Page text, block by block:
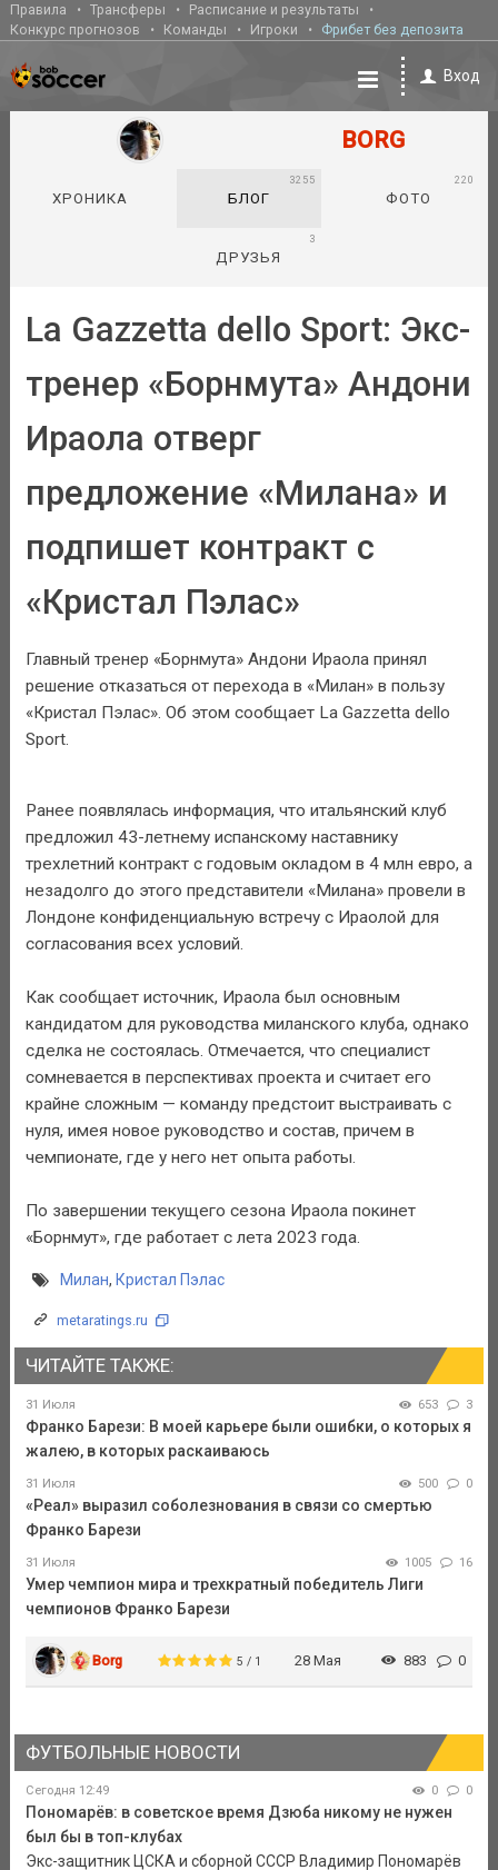
Правила Трансферы
Расписание и результаты
Конкурс прогнозов
Команды Игроки Фрибет без депозита
Вход
BORG
ХРОНИКА БЛОГ
3255
ФОТО
220
ДРУЗЬЯ
3
La Gazzetta dello Sport: Экс-
тренер «Борнмута» Андони
Ираола отверг
предложение «Милана» и
подпишет контракт с
«Кристал Пэлас»
Главный тренер «Борнмута» Андони Ираола принял
решение отказаться от перехода в «Милан» в пользу
«Кристал Пэлас». Об этом сообщает La Gazzetta dello
Sport.
Ранее появлялась информация, что итальянский клуб
предложил 43-летнему испанскому наставнику
трехлетний контракт с годовым окладом в 4 млн евро, а
незадолго до этого представители «Милана» провели в
Лондоне конфиденциальную встречу с Ираолой для
согласования всех условий.
Как сообщает источник, Ираола был основным
кандидатом для руководства миланского клуба, однако
сделка не состоялась. Отмечается, что специалист
сомневается в перспективах проекта и считает его
крайне сложным — команду предстоит выстраивать с
нуля, имея новое руководство и состав, причем в
чемпионате, где у него нет опыта работы.
По завершении текущего сезона Ираола покинет
«Борнмут», где работает с лета 2023 года.
Милан, Кристал Пэлас
metaratings.ru
ЧИТАЙТЕ ТАКЖЕ:
31 Июля 653 3
Франко Барези: В моей карьере были ошибки, о которых я
жалею, в которых раскаиваюсь
31 Июля 500 0
«Реал» выразил соболезнования в связи со смертью
Франко Барези
31 Июля 1005 16
Умер чемпион мира и трехкратный победитель Лиги
чемпионов Франко Барези
Borg 5 / 1 28 Мая 883 0
ФУТБОЛЬНЫЕ НОВОСТИ
Сегодня 12:49 0 0
Пономарёв: в советское время Дзюба никому не нужен
был бы в топ-клубах
Экс-защитник ЦСКА и сборной СССР Владимир Пономарёв